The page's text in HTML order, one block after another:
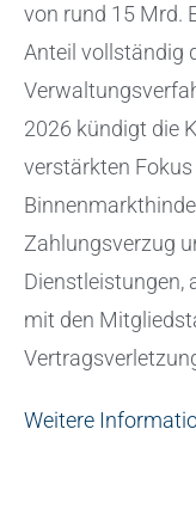
von rund 15 Mrd.
Anteil vollständig
2026 kündigt die
verstärkten
Zahlungsverzug
Dienstleistungen,
mit den
Weitere